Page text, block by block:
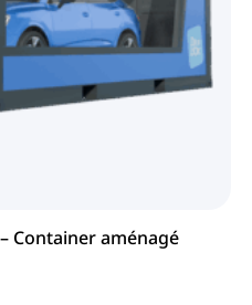
Container aménagé